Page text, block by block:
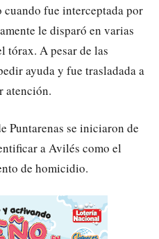
fue interceptada por
le disparó en varias
tórax. A pesar de las
ayuda y fue trasladada a
atención.
Puntarenas se iniciaron de
a Avilés como el
de homicidio.